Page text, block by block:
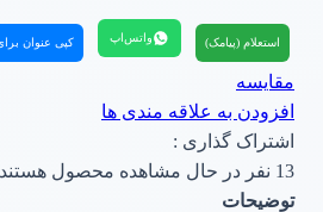
استعلام (پیامک) واتس‌اپ کپی عنوان
مقایسه
افزودن به علاقه مندی ها
اشتراک گذاری :
13 نفر در حال مشاهده محصول هستند
توضیحات